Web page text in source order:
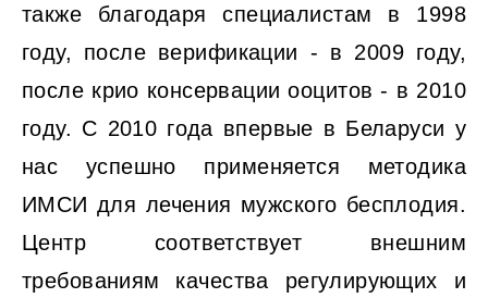
также благодаря специалистам в 1998
году, после верификации - в 2009 году,
после крио консервации ооцитов - в 2010
году. С 2010 года впервые в Беларуси у
нас успешно применяется методика
ИМСИ для лечения мужского бесплодия.
Центр соответствует внешним
требованиям качества регулирующих и